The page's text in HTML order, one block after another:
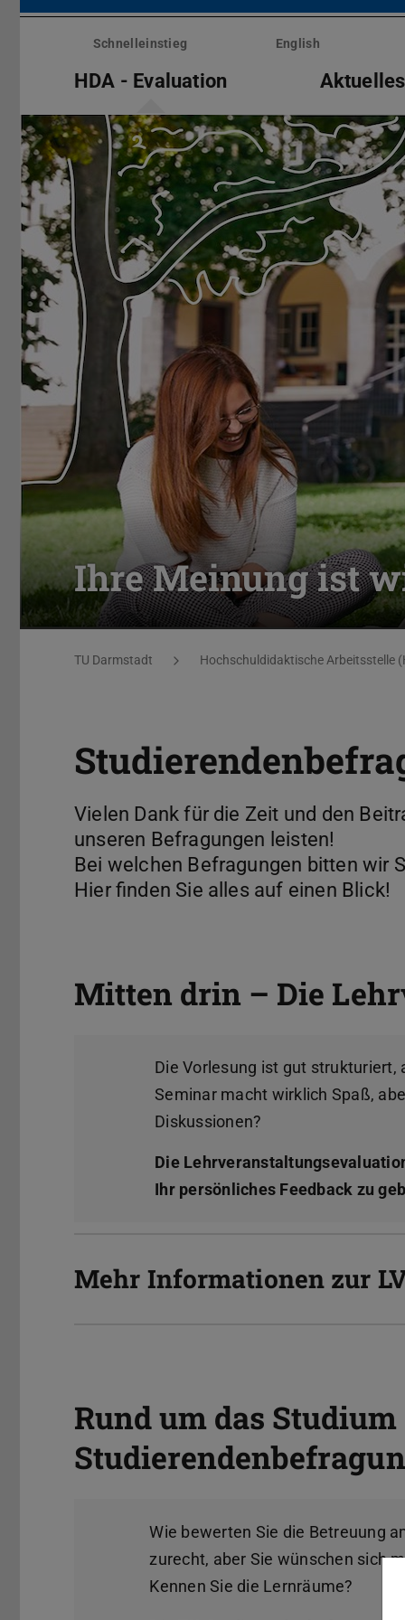
Menü
überspringenSchnelleinstieg English
HDA - Evaluation Aktuelles
Ihre Meinung ist
Sie befinden sich hier:
TU Darmstadt Hochschuldidaktische Arbeitsstelle
Vielen Dank für die Zeit und den
unseren Befragungen leisten!
Bei welchen Befragungen bitten wir
Hier finden Sie alles auf einen Blick!
Mitten drin – Die
Die Vorlesung ist gut strukturiert,
Seminar macht wirklich Spaß,
Diskussionen?
Die
Ihr persönliches Feedback zu
Mehr Informationen zur
Rund um das
Wie bewerten Sie die Betreuung
zurecht, aber Sie wünschen sich
Kennen Sie die Lernräume?